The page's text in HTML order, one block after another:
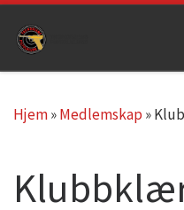
Skip to content
Hjem»Medlemskap »